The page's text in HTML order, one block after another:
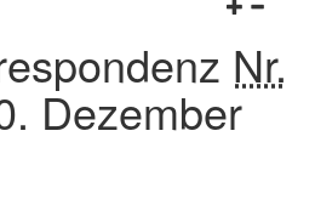
und
schließen
Nr.
Dezember